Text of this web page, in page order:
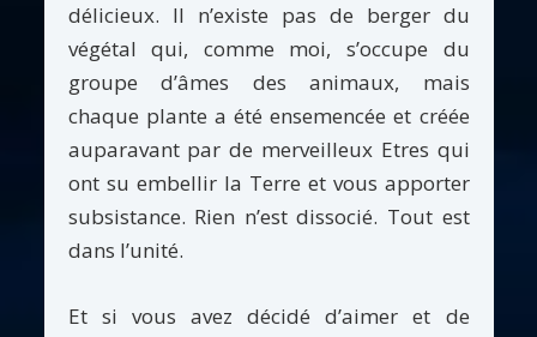
délicieux. Il n’existe pas de berger du
végétal qui, comme moi, s’occupe du
groupe d’âmes des animaux, mais
chaque plante a été ensemencée et créée
auparavant par de merveilleux Etres qui
ont su embellir la Terre et vous apporter
subsistance. Rien n’est dissocié. Tout est
dans l’unité.
Et si vous avez décidé d’aimer et de